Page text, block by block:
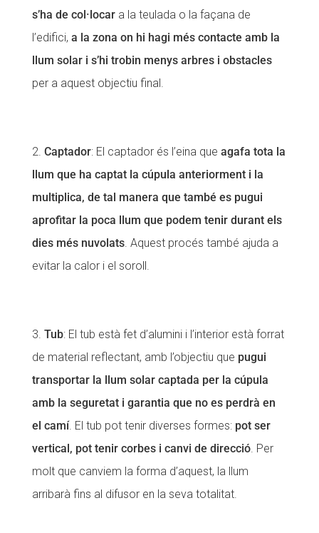
s’ha de col·locara la teulada o la façana de
l’edifici, a la zona on hi hagi més contacte amb la
llum solar i s’hi trobin menys arbres i obstacles
per a aquest objectiu final.
Captador: El captador és l’eina que agafa tota la
llum que ha captat la cúpula anteriorment i la
multiplica, de tal manera que també es pugui
aprofitar la poca llum que podem tenir durant els
dies més nuvolats. Aquest procés també ajuda a
evitar la calor i el soroll.
Tub: El tub està fet d’alumini i l’interior està forrat
de material reflectant, amb l’objectiu que pugui
transportar la llum solar captada per la cúpula
amb la seguretat i garantia que no es perdrà en
el camí. El tub pot tenir diverses formes: pot ser
vertical, pot tenir corbes i canvi de direcció. Per
molt que canviem la forma d’aquest, la llum
arribarà fins al difusor en la seva totalitat.